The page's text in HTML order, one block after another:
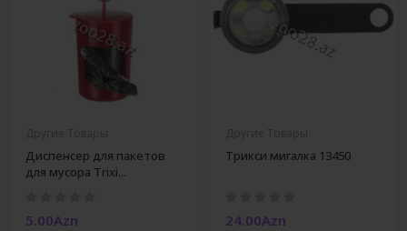
Диспенсер для пакетов
для мусора Trixi...
5.00Azn
Трикси мигалка 13450
24.00Azn